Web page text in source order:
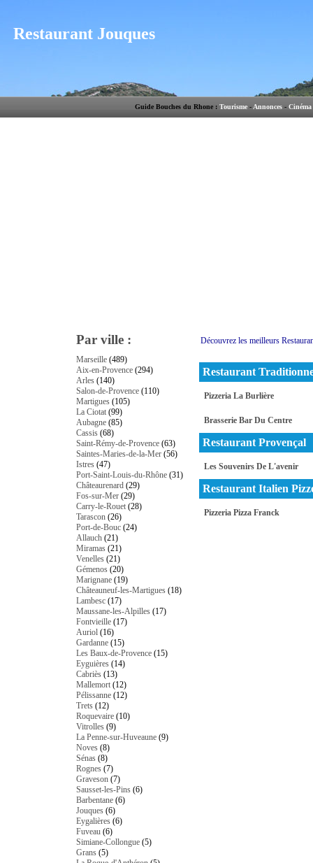
Restaurant Jouques
Guide Bouches du Rhone : Tourisme- Annonces- Cinéma
Par ville :
Marseille (489)
Aix-en-Provence (294)
Arles (140)
Salon-de-Provence (110)
Martigues (105)
La Ciotat (99)
Aubagne (85)
Cassis (68)
Saint-Rémy-de-Provence (63)
Saintes-Maries-de-la-Mer (56)
Istres (47)
Port-Saint-Louis-du-Rhône (31)
Châteaurenard (29)
Fos-sur-Mer (29)
Carry-le-Rouet (28)
Tarascon (26)
Port-de-Bouc (24)
Allauch (21)
Miramas (21)
Venelles (21)
Gémenos (20)
Marignane (19)
Châteauneuf-les-Martigues (18)
Lambesc (17)
Maussane-les-Alpilles (17)
Fontvieille (17)
Auriol (16)
Gardanne (15)
Les Baux-de-Provence (15)
Eyguières (14)
Cabriès (13)
Mallemort (12)
Pélissanne (12)
Trets (12)
Roquevaire (10)
Vitrolles (9)
La Penne-sur-Huveaune (9)
Noves (8)
Sénas (8)
Rognes (7)
Graveson (7)
Sausset-les-Pins (6)
Barbentane (6)
Jouques (6)
Eygalières (6)
Fuveau (6)
Simiane-Collongue (5)
Grans (5)
Découvrez les meilleurs
Restaurant
Pizzeria La Burlière
Brasserie Bar Du Centre
Restaurant Provençal
Les Souvenirs De L'avenir
Restaurant Italien
Pizzeria Pizza Franck